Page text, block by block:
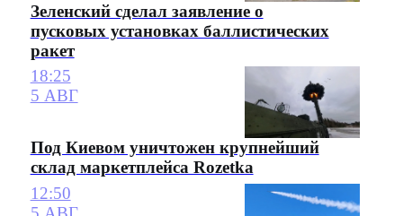
Зеленский сделал заявление о
пусковых установках баллистических
ракет
18:25
5 АВГ
Под Киевом уничтожен крупнейший
склад маркетплейса Rozetka
12:50